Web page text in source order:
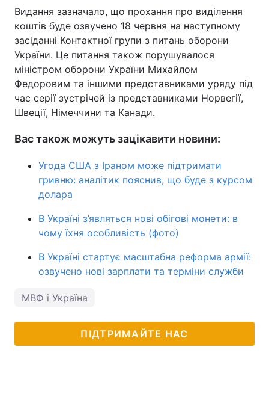
Видання зазначало, що прохання про виділення
коштів буде озвучено 18 червня на наступному
засіданні Контактної групи з питань оборони
України. Це питання також порушувалося
міністром оборони України Михайлом
Федоровим та іншими представниками уряду під
час серії зустрічей із представниками Норвегії,
Швеції, Німеччини та Канади.
Вас також можуть зацікавити новини:
Угода США з Іраном може підтримати
гривню: аналітик пояснив, що буде з курсом
долара
В Україні з’являться нові обігові монети: в
чому їхня особливість (фото)
В Україні стартує масштабна реформа армії:
озвучено нові зарплати та терміни служби
МВФ і Україна
ПІДТРИМАЙТЕ НАС